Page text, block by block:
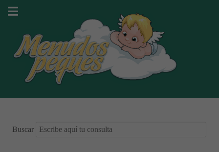
Buscar